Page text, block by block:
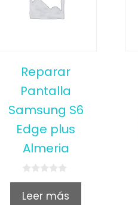
Reparar
Pantalla
Samsung S6
Edge plus
Almeria
0
u
Leer más